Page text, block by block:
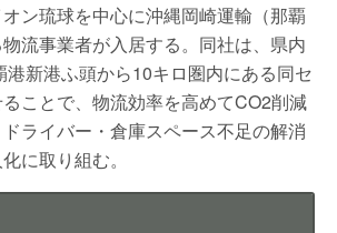
ン琉球を中心に沖縄岡崎運輸（那覇
流事業者が入居する。同社は、県内
港新港ふ頭から10キロ圏内にある同セ
ことで、物流効率を高めてCO2削減
ライバー・倉庫スペース不足の解消
に取り組む。